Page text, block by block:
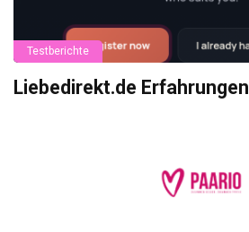
Testberichte
Liebedirekt.de Erfahrungen